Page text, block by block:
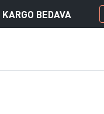
KARGO BEDAVA